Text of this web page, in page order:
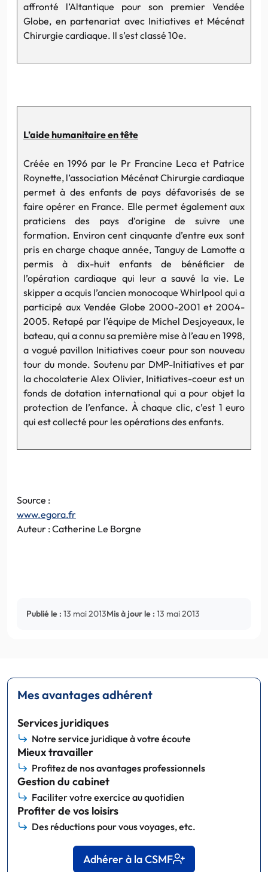
affronté l’Altantique pour son premier Vendée
Globe, en partenariat avec Initiatives et Mécénat
Chirurgie cardiaque. Il s’est classé 10e.
L’aide humanitaire en tête
Créée en 1996 par le Pr Francine Leca et Patrice
Roynette, l’association Mécénat Chirurgie cardiaque
permet à des enfants de pays défavorisés de se
faire opérer en France. Elle permet également aux
praticiens des pays d’origine de suivre une
formation. Environ cent cinquante d’entre eux sont
pris en charge chaque année, Tanguyde Lamotte a
permis à dix-huit enfants de bénéficier de
l’opération cardiaque qui leur a sauvé la vie. Le
skipper a acquis l’ancien monocoque Whirlpool qui a
participé auxVendée Globe 2000-2001 et 2004-
2005. Retapé par l’équipe de Michel Desjoyeaux, le
bateau, qui a connu sa première mise à l’eau en 1998,
a vogué pavillon Initiatives coeurpour son nouveau
tour du monde. Soutenu par DMP-Initiatives et par
la chocolaterie Alex Olivier, Initiatives-coeurest un
fonds de dotation international qui a pour objet la
protection de l’enfance. À chaque clic, c’est 1 euro
qui est collecté pour les opérations des enfants.
Source :
www.egora.fr
Auteur : Catherine Le Borgne
Publié le : 13 mai 2013Mis à jour le : 13 mai 2013
Mes avantages adhérent
Services juridiques
Notre service juridique à votre écoute
Mieux travailler
Profitez de nos avantages professionnels
Gestion du cabinet
Faciliter votre exercice au quotidien
Profiter de vos loisirs
Des réductions pour vous voyages, etc.
Adhérer à la CSMF